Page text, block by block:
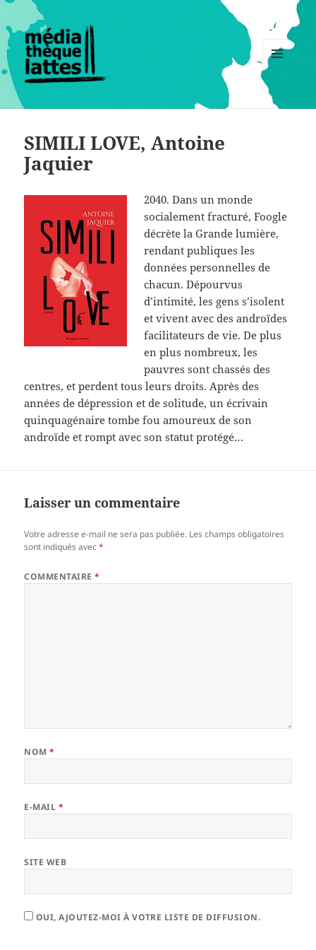
MENU
WIDGETS
SIMILI LOVE, Antoine
Jaquier
2040. Dans un monde
socialement fracturé, Foogle
décrète la Grande lumière,
rendant publiques les
données personnelles de
chacun. Dépourvus
d’intimité, les gens s’isolent
et vivent avec des androïdes
facilitateurs de vie. De plus
en plus nombreux, les
pauvres sont chassés des
centres, et perdent tous leurs droits. Après des
années de dépression et de solitude, un écrivain
quinquagénaire tombe fou amoureux de son
androïde et rompt avec son statut protégé…
Laisser un commentaire
Votre adresse e-mail ne sera pas publiée. Les champs obligatoires
sont indiqués avec*
COMMENTAIRE*
NOM*
E-MAIL *
SITE WEB
OUI, AJOUTEZ-MOI À VOTRE LISTE DE DIFFUSION.